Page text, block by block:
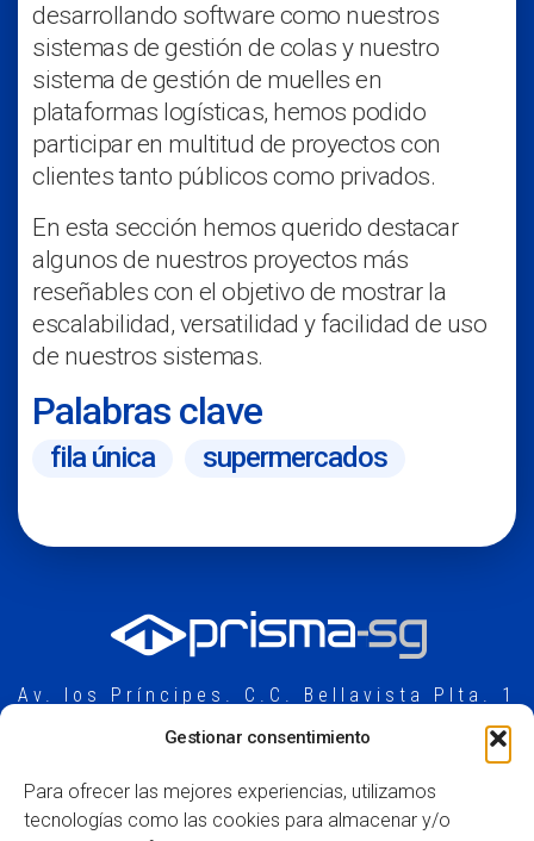
Gestionar consentimiento
Para ofrecer las mejores experiencias, utilizamos
tecnologías como las cookies para almacenar y/o
desarrollando software como nuestros
sistemas de gestión de colas y nuestro
sistema de gestión de muelles en
plataformas logísticas, hemos podido
participar en multitud de proyectos con
clientes tanto públicos como privados.
En esta sección hemos querido destacar
algunos de nuestros proyectos más
reseñables con el objetivo de mostrar la
escalabilidad, versatilidad y facilidad de uso
de nuestros sistemas.
Palabras clave
fila única supermercados
Av. los Príncipes. C.C. Bellavista Plta. 1
+34 959 52 15 00